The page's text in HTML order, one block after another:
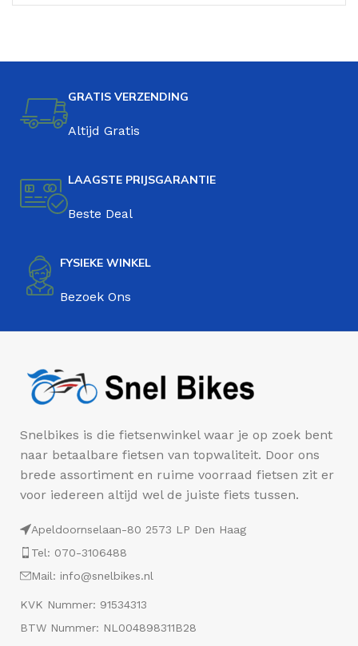
GRATIS VERZENDING
Altijd Gratis
LAAGSTE PRIJSGARANTIE
Beste Deal
FYSIEKE WINKEL
Bezoek Ons
Snelbikes is die fietsenwinkel waar je op zoek bent
naar betaalbare fietsen van topwaliteit. Door ons
brede assortiment en ruime voorraad fietsen zit er
voor iedereen altijd wel de juiste fiets tussen.
Apeldoornselaan-80 2573 LP Den Haag
Tel: 070-3106488
Mail: info@snelbikes.nl
KVK Nummer: 91534313
BTW Nummer: NL004898311B28